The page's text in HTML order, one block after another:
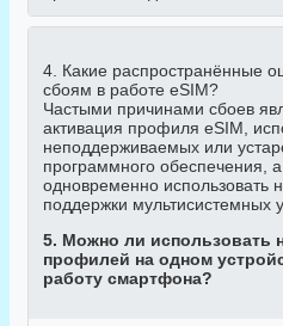
4. Какие распространённые
сбоям в работе eSIM?
Частыми причинами сбоев
активация профиля eSIM,
неподдерживаемых или
программного обеспечения,
одновременно использовать
поддержки мультисистемных
5. Можно ли использовать
профилей на одном
работу смартфона?